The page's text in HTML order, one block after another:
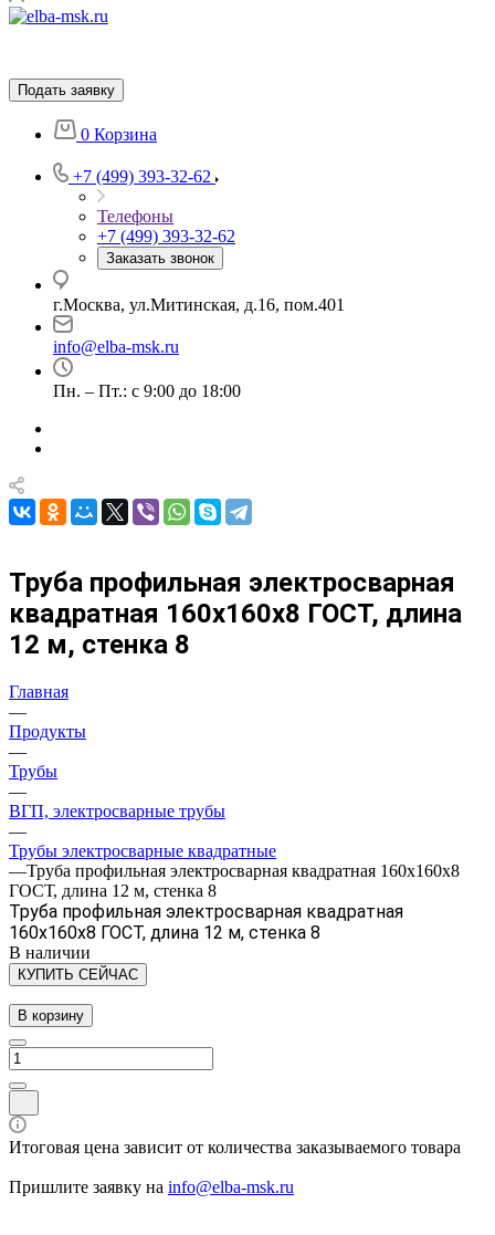
Подать заявку
0 Корзина
+7 (499) 393-32-62
Телефоны
+7 (499) 393-32-62
Заказать звонок
г.Москва, ул.Митинская, д.16, пом.401
info@elba-msk.ru
Пн. – Пт.: с 9:00 до 18:00
Труба профильная электросварная
квадратная 160х160х8 ГОСТ, длина
12 м, стенка 8
Главная
—
Продукты
—
Трубы
—
ВГП, электросварные трубы
—
Трубы электросварные квадратные
—Труба профильная электросварная квадратная 160х160х8
ГОСТ, длина 12 м, стенка 8
Труба профильная электросварная квадратная
160х160х8 ГОСТ, длина 12 м, стенка 8
В наличии
КУПИТЬ СЕЙЧАС
В корзину
Итоговая цена зависит от количества заказываемого товара
Пришлите заявку на info@elba-msk.ru